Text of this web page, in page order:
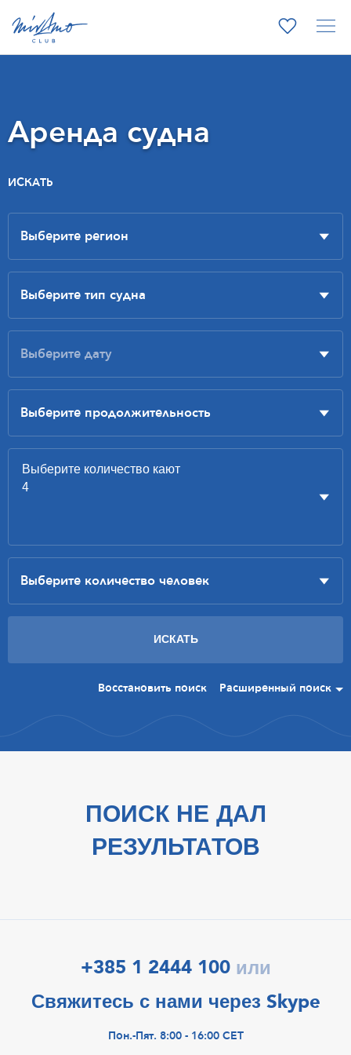
Аренда судна
ИСКАТЬ
Восстановить поиск Расширенный поиск
ПОИСК НЕ ДАЛ
РЕЗУЛЬТАТОВ
+385 1 2444 100 или
Свяжитесь с нами через Skype
Пон.-Пят. 8:00 - 16:00 CET